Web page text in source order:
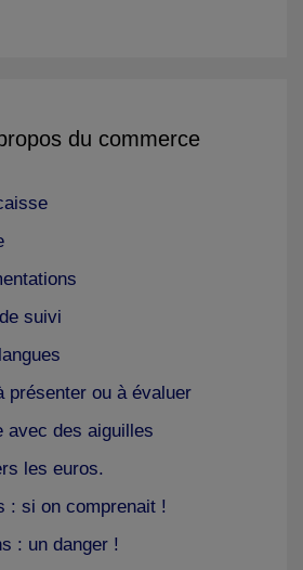
du commerce
suivi
présenter ou à évaluer
avec des aiguilles
les euros.
: si on comprenait !
: un danger !